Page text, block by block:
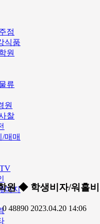
점
식품
원
류
원
찰
매매
이지
원 ◆ 학생비자/워홀
0 48890 2023.04.20 14:06